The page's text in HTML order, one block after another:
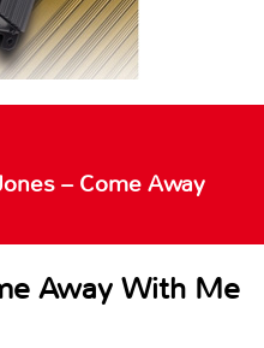
– Come Away
Away With Me